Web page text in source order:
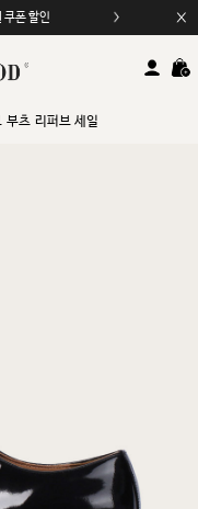
인
부츠 리퍼브 세일